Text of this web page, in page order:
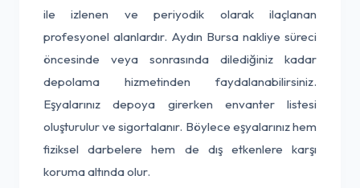
ile izlenen ve periyodik olarak ilaçlanan
profesyonel alanlardır. Aydın Bursa nakliye süreci
öncesinde veya sonrasında dilediğiniz kadar
depolama hizmetinden faydalanabilirsiniz.
Eşyalarınız depoya girerken envanter listesi
oluşturulur ve sigortalanır. Böylece eşyalarınız hem
fiziksel darbelere hem de dış etkenlere karşı
koruma altında olur.